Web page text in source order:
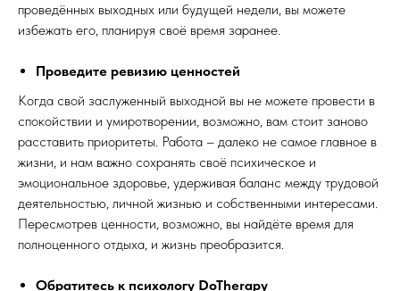
проведённых выходных или будущей недели, вы можете
избежать его, планируя своё время заранее.
Проведите ревизию ценностей
Когда свой заслуженный выходной вы не можете провести в
спокойствии и умиротворении, возможно, вам стоит заново
расставить приоритеты. Работа – далеко не самое главное в
жизни, и нам важно сохранять своё психическое и
эмоциональное здоровье, удерживая баланс между трудовой
деятельностью, личной жизнью и собственными интересами.
Пересмотрев ценности, возможно, вы найдёте время для
полноценного отдыха, и жизнь преобразится.
Обратитесь к психологу DoTherapy